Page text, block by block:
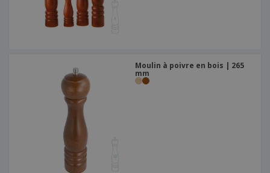
Moulin à poivre en bois | 265
mm